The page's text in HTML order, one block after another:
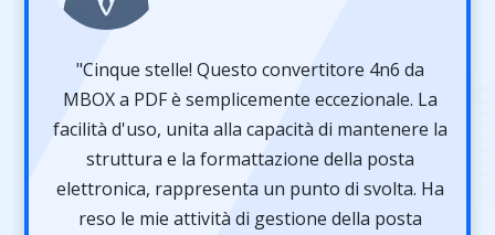
"Cinque stelle! Questo convertitore 4n6 da
MBOX a PDF è semplicemente eccezionale. La
facilità d'uso, unita alla capacità di mantenere la
struttura e la formattazione della posta
elettronica, rappresenta un punto di svolta. Ha
reso le mie attività di gestione della posta